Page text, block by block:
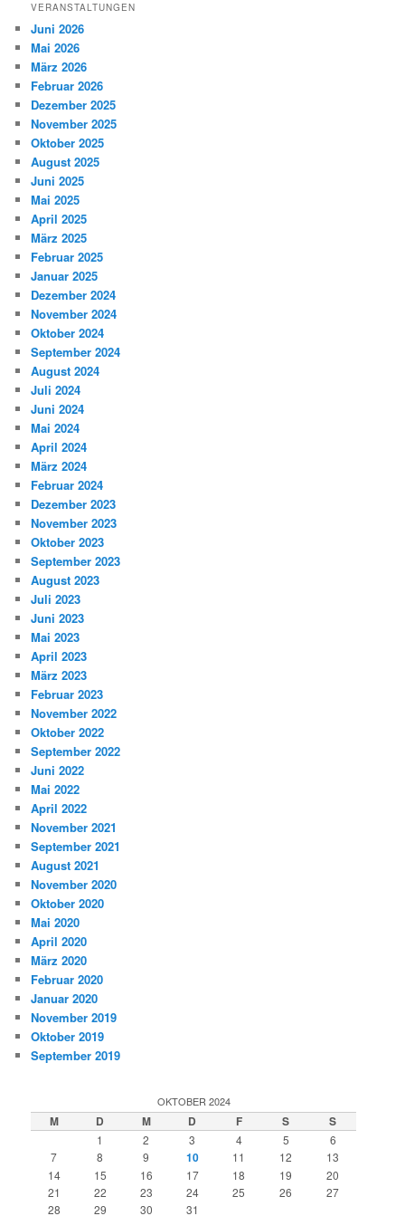
VERANSTALTUNGEN
Juni 2026
Mai 2026
März 2026
Februar 2026
Dezember 2025
November 2025
Oktober 2025
August 2025
Juni 2025
Mai 2025
April 2025
März 2025
Februar 2025
Januar 2025
Dezember 2024
November 2024
Oktober 2024
September 2024
August 2024
Juli 2024
Juni 2024
Mai 2024
April 2024
März 2024
Februar 2024
Dezember 2023
November 2023
Oktober 2023
September 2023
August 2023
Juli 2023
Juni 2023
Mai 2023
April 2023
März 2023
Februar 2023
November 2022
Oktober 2022
September 2022
Juni 2022
Mai 2022
April 2022
November 2021
September 2021
August 2021
November 2020
Oktober 2020
Mai 2020
April 2020
März 2020
Februar 2020
Januar 2020
November 2019
Oktober 2019
September 2019
OKTOBER 2024
M D M D F S S
1 2 3 4 5
6
7
8 9 10 11 12
13
14
15 16 17 18 19
20
21
22 23 24 25 26
27
28
29 30 31